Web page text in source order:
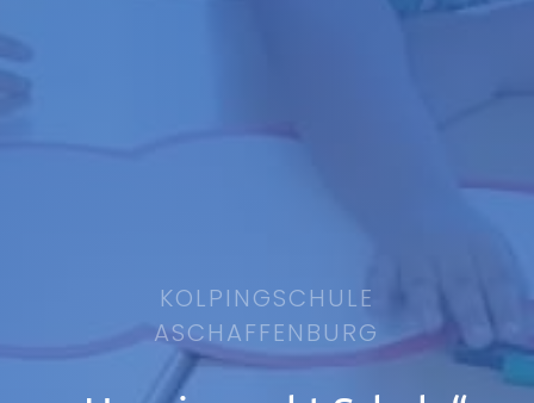
KOLPINGSCHULE
ASCHAFFENBURG